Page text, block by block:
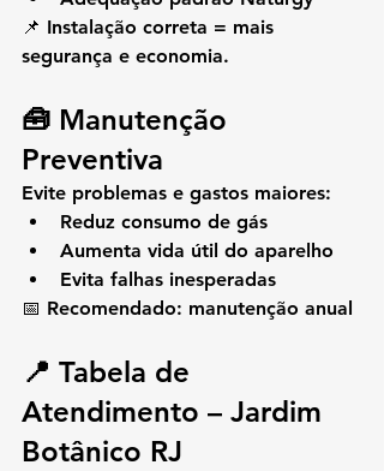
📌 Instalação correta = mais
segurança e economia.
🧰 Manutenção
Preventiva
Evite problemas e gastos maiores:
Reduz consumo de gás
Aumenta vida útil do aparelho
Evita falhas inesperadas
📅 Recomendado: manutenção anual
📍 Tabela de
Atendimento – Jardim
Botânico RJ